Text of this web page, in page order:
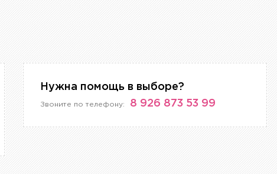
Нужна помощь в выборе?
Звоните по телефону: 8 926 873 53 99